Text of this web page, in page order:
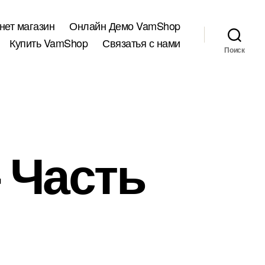
магазин
Онлайн Демо VamShop
Купить VamShop
Связатья с нами Поиск